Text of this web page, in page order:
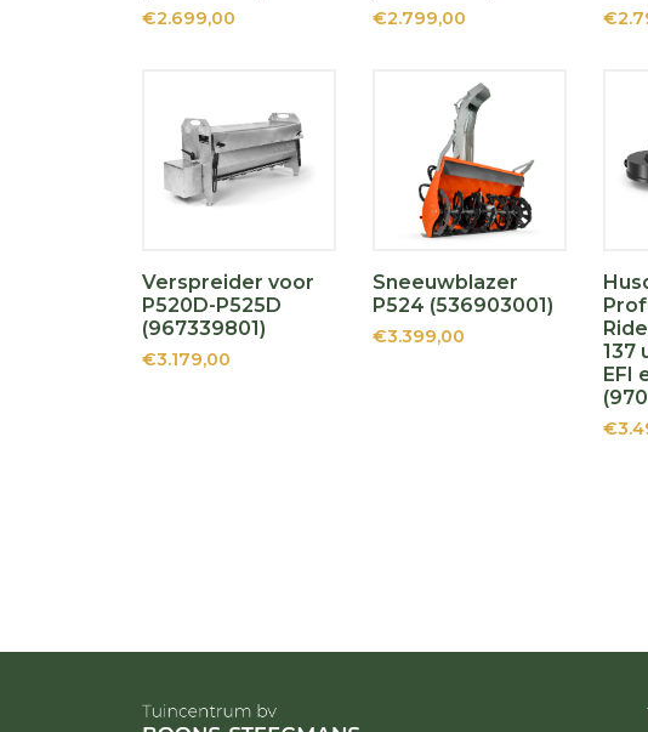
€2.699,00 €2.799,00
Verspreider voor
P520D-P525D
(967339801)
€3.179,00
Sneeuwblazer
P524 (536903001)
€3.399,00
137
EFI